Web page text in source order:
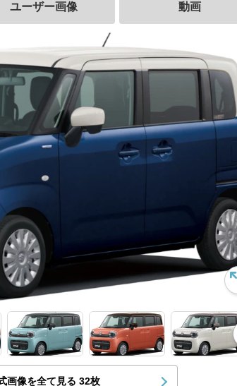
ユーザー画像 動画
画像を全て見る 32枚